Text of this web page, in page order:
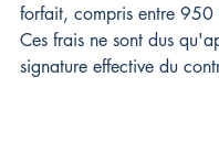
forfait, compris entre
Ces frais ne sont dus
signature effective du